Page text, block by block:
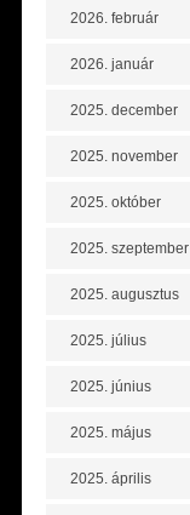
2026. február
2026. január
2025. december
2025. november
2025. október
2025. szeptember
2025. augusztus
2025. július
2025. június
2025. május
2025. április